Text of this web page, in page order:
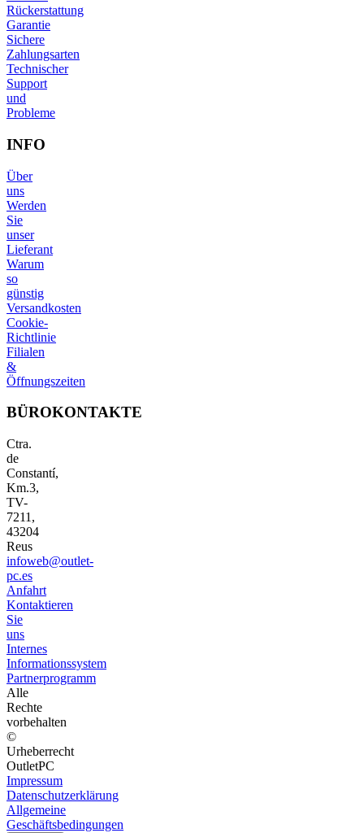
Rückerstattung
Garantie
Sichere
Zahlungsarten
Technischer
Support
und
Probleme
INFO
Über
uns
Werden
Sie
unser
Lieferant
Warum
so
günstig
Versandkosten
Cookie-
Richtlinie
Filialen
&
Öffnungszeiten
BÜROKONTAKTE
Ctra.
de
Constantí,
Km.3,
TV-
7211,
43204
Reus
infoweb@outlet-
pc.es
Anfahrt
Kontaktieren
Sie
uns
Internes
Informationssystem
Partnerprogramm
Alle
Rechte
vorbehalten
©
Urheberrecht
OutletPC
Impressum
Datenschutzerklärung
Allgemeine
Geschäftsbedingungen